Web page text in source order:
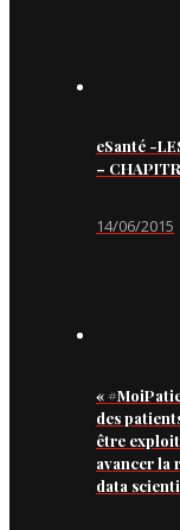
eSanté -
–
14/06/2015
«
des
être
avancer la
data